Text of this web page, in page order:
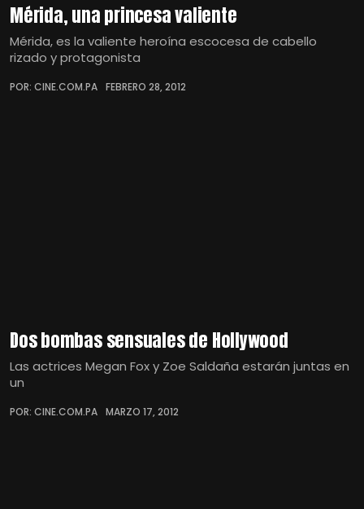
Mérida, una princesa valiente
Mérida, es la valiente heroína escocesa de cabello
rizado y protagonista
POR: CINE.COM.PA FEBRERO 28, 2012
Dos bombas sensuales de Hollywood
Las actrices Megan Fox y Zoe Saldaña estarán juntas en
un
POR: CINE.COM.PA MARZO 17, 2012